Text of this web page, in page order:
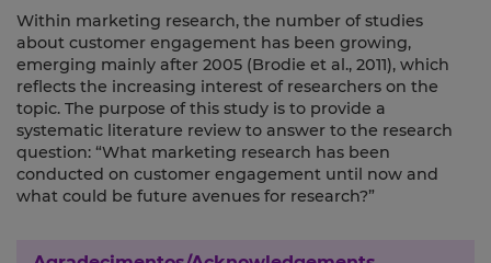
Within marketing research, the number of studies
about customer engagement has been growing,
emerging mainly after 2005 (Brodie et al., 2011), which
reflects the increasing interest of researchers on the
topic. The purpose of this study is to provide a
systematic literature review to answer to the research
question: “What marketing research has been
conducted on customer engagement until now and
what could be future avenues for research?”